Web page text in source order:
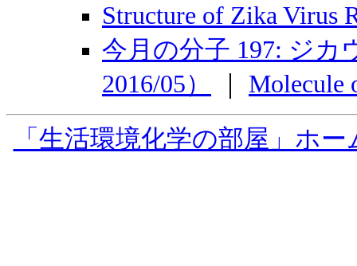
Structure of Zika Virus
今月の分子 197: ジカ
2016/05）
Molecule
「生活環境化学の部屋」ホ